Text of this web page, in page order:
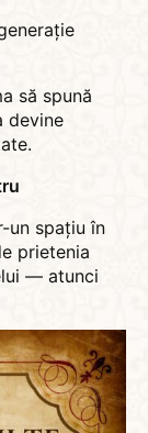
să spună
devine
un spațiu în
prietenia
— atunci